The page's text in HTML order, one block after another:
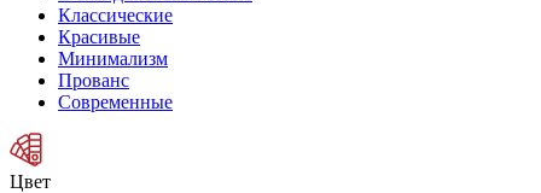
Классические
Красивые
Минимализм
Прованс
Современные
Цвет